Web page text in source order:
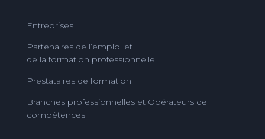
Entreprises
Partenaires de l’emploi et
de la formation professionnelle
Prestataires de formation
Branches professionnelles et Opérateurs de
compétences